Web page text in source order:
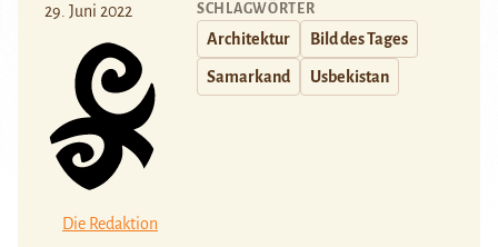
29. Juni 2022
Die Redaktion
SCHLAGWÖRTER
Architektur Bild des Tages
Samarkand Usbekistan